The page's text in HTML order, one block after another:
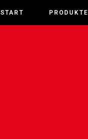
START PRODUKTE